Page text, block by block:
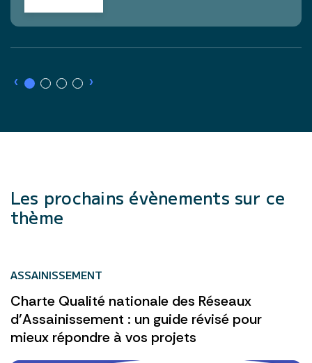
› ›
Les prochains évènements sur ce
thème
ASSAINISSEMENT
Charte Qualité nationale des Réseaux
d’Assainissement : un guide révisé pour
mieux répondre à vos projets